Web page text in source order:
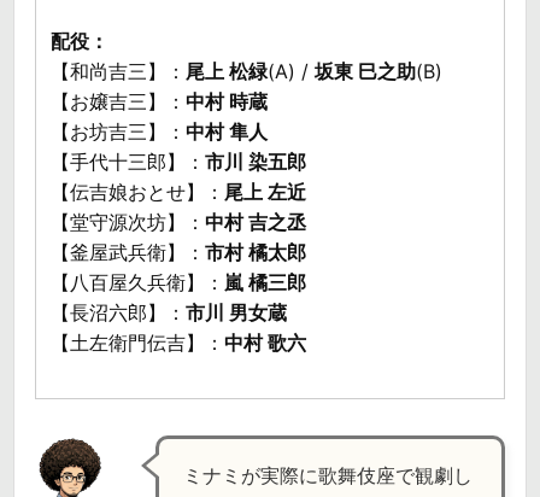
配役：
【和尚吉三】： 尾上 松緑(A) / 坂東 巳之助(B)
【お嬢吉三】： 中村 時蔵
【お坊吉三】： 中村 隼人
【手代十三郎】： 市川 染五郎
【伝吉娘おとせ】： 尾上 左近
【堂守源次坊】： 中村 吉之丞
【釜屋武兵衛】： 市村 橘太郎
【八百屋久兵衛】： 嵐 橘三郎
【長沼六郎】： 市川 男女蔵
【土左衛門伝吉】： 中村 歌六
ミナミが実際に歌舞伎座で観劇し